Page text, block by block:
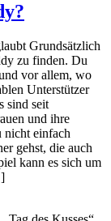
Grundsätzlich
zu finden. Du
vor allem, wo
Unterstützer
sind seit
und ihre
nicht einfach
gehst, die auch
kann es sich um